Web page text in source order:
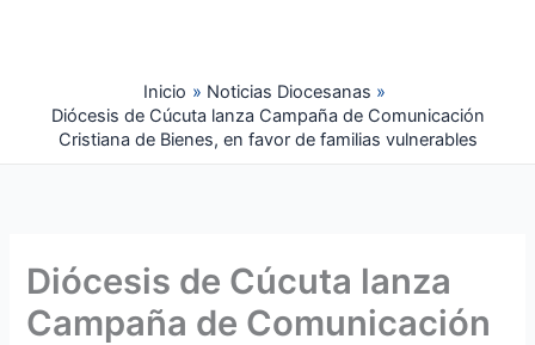
Inicio
Noticias Diocesanas
Diócesis de Cúcuta lanza Campaña de Comunicación
Cristiana de Bienes, en favor de familias vulnerables
Diócesis de Cúcuta lanza
Campaña de Comunicación